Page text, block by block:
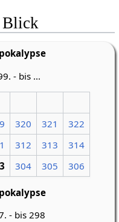
Blick
- bis ...
320 321
322
312 313
314
304 305 306
- bis 298